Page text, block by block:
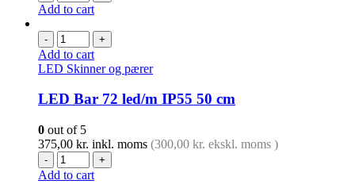
Add to cart
- +
Add to cart
LED Skinner og pærer
LED Bar 72 led/m IP55 50 cm
0 out of 5
375,00 kr. inkl. moms (300,00 kr. ekskl. moms )
- +
Add to cart